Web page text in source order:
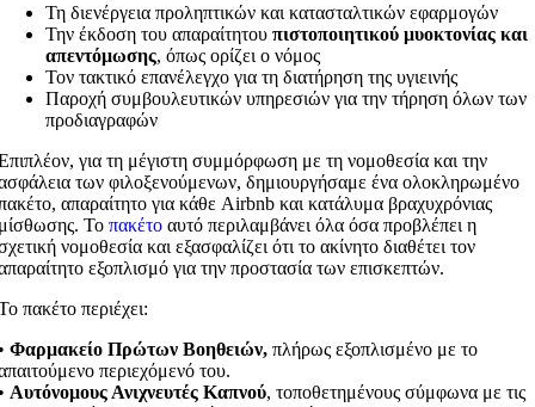
Τη διενέργεια προληπτικών και κατασταλτικών εφαρμογών
Την έκδοση του απαραίτητου πιστοποιητικού μυοκτονίας και
απεντόμωσης, όπως ορίζει ο νόμος
Τον τακτικό επανέλεγχο για τη διατήρηση της υγιεινής
Παροχή συμβουλευτικών υπηρεσιών για την τήρηση όλων των
προδιαγραφών
για τη μέγιστη συμμόρφωση με τη νομοθεσία και την
των φιλοξενούμενων, δημιουργήσαμε ένα ολοκληρωμένο
απαραίτητο για κάθε Airbnb και κατάλυμα βραχυχρόνιας
Το πακέτο αυτό περιλαμβάνει όλα όσα προβλέπει η
νομοθεσία και εξασφαλίζει ότι το ακίνητο διαθέτει τον
εξοπλισμό για την προστασία των επισκεπτών.
πακέτο περιέχει:
Φαρμακείο Πρώτων Βοηθειών, πλήρως εξοπλισμένο με το
περιεχόμενό του.
Αυτόνομους Ανιχνευτές Καπνού, τοποθετημένους σύμφωνα με τις